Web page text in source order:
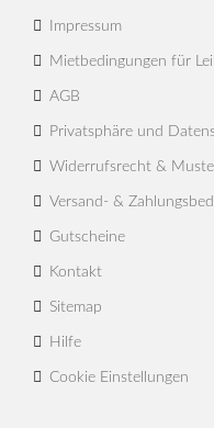
Impressum
Mietbedingungen für
AGB
Privatsphäre und
Widerrufsrecht &
Versand- &
Gutscheine
Kontakt
Sitemap
Hilfe
Cookie Einstellungen